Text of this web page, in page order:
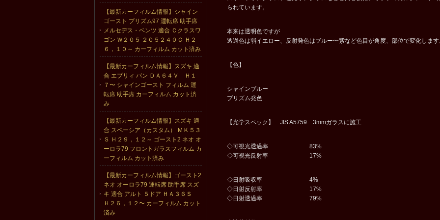
られています。
本来は透明色ですが
透過色は弱イエロー、反射発色はブルー〜紫など色目が角度、部位で変化しま
【色】
シャインブルー
プリズム発色
【光学スペック】 JIS A5759 3mmガラスに施工
◇可視光透過率 83%
◇可視光反射率 17%
◇日射吸収率 4%
◇日射反射率 17%
◇日射透過率 79%
【最新カーフィルム情報】シャイン
ゴースト プリズム97 運転席 助手席
メルセデス・ベンツ 適合 Ｃクラスワ
ゴン Ｗ２０５ ２０５２４０Ｃ Ｈ２
６，１０～ カーフィルム カット済み
【最新カーフィルム情報】スズキ 適
合 エブリィ バン ＤＡ６４Ｖ Ｈ１
７〜 シャインゴースト フィルム 運
転席 助手席 カーフィルム カット済
み
【最新カーフィルム情報】スズキ 適
合 スペーシア（カスタム） ＭＫ５３
Ｓ Ｈ２９，１２～ ゴースト2 ネオ オ
ーロラ79 フロントガラスフィルム カ
ーフィルム カット済み
【最新カーフィルム情報】ゴースト2
ネオ オーロラ79 運転席 助手席 スズ
キ 適合 アルト ５ドア ＨＡ３６Ｓ
Ｈ２６，１２〜 カーフィルム カット
済み